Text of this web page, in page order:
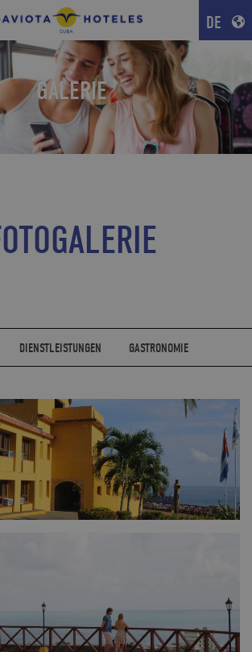
DE
GALERIE
DIENSTLEISTUNGEN GASTRONOMIE